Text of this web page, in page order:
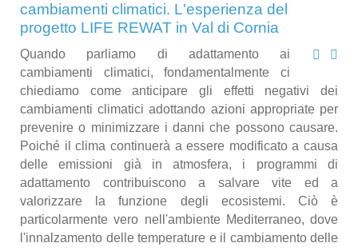
cambiamenti climatici. L'esperienza del
progetto LIFE REWAT in Val di Cornia
Quando parliamo di adattamento ai
cambiamenti climatici, fondamentalmente ci
chiediamo come anticipare gli effetti negativi dei
cambiamenti climatici adottando azioni appropriate per
prevenire o minimizzare i danni che possono causare.
Poiché il clima continuerà a essere modificato a causa
delle emissioni già in atmosfera, i programmi di
adattamento contribuiscono a salvare vite ed a
valorizzare la funzione degli ecosistemi. Ciò è
particolarmente vero nell'ambiente Mediterraneo, dove
l'innalzamento delle temperature e il cambiamento delle